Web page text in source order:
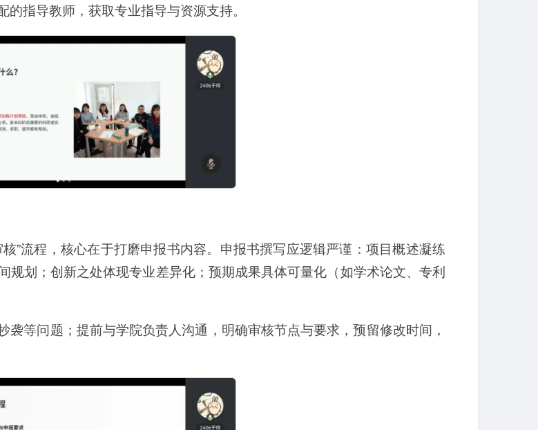
指导教师，获取专业指导与资源支持。
”流程，核心在于打磨申报书内容。申报书撰写应逻辑严谨：项目概述凝练
划；创新之处体现专业差异化；预期成果具体可量化（如学术论文、专利
等问题；提前与学院负责人沟通，明确审核节点与要求，预留修改时间，